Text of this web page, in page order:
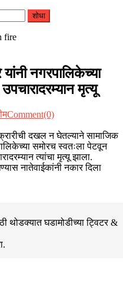
नगरपालिकेच्या
मृत्यू
Comment(0)
दखल न घेतल्याने सामाजिक
समोरच स्वतःला पेटवून
त्यांचा मृत्यू झाला.
नातेवाईकांनी नकार दिला
थोडक्यात घडामोडीच्याट्विटर &